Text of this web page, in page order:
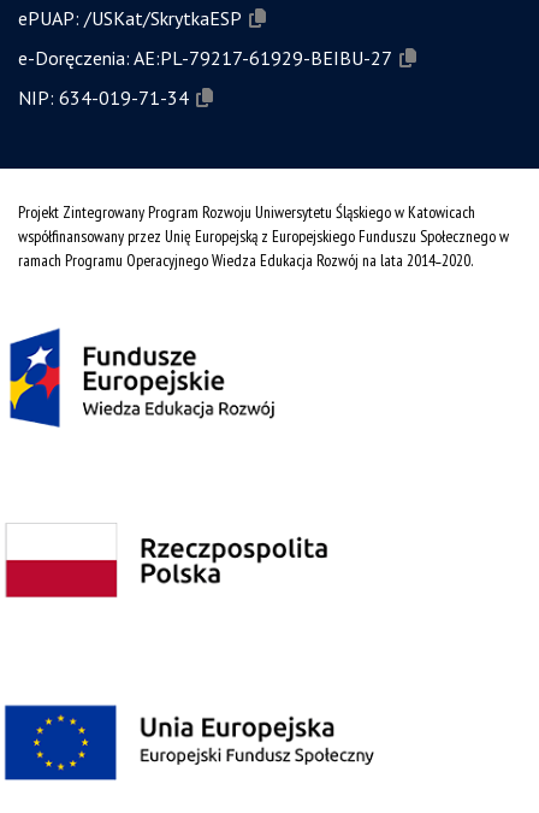
ePUAP: /USKat/SkrytkaESP
e-Doręczenia: AE:PL-79217-61929-BEIBU-27
NIP: 634-019-71-34
Projekt Zintegrowany Program Rozwoju Uniwersytetu Śląskiego w Katowicach
współfinansowany przez Unię Europejską z Europejskiego Funduszu Społecznego w
ramach Programu Operacyjnego Wiedza Edukacja Rozwój na lata 2014˗2020.